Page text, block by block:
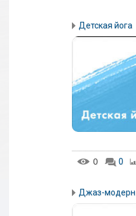
Детская йога
0 0
Джаз-модерн